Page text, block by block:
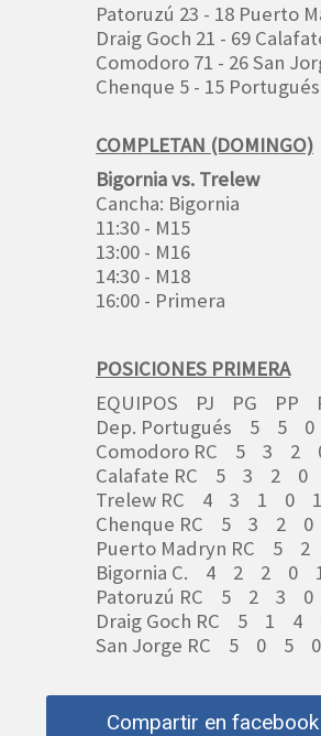
Patoruzú 23 - 18 Puerto
Draig Goch 21 - 69
Comodoro 71 - 26 San
Chenque 5 - 15 Portugués
COMPLETAN (DOMINGO)
Bigornia vs. Trelew
Cancha: Bigornia
11:30 - M15
13:00 - M16
14:30 - M18
16:00 - Primera
POSICIONES PRIMERA
EQUIPOS PJ PG PP
Dep. Portugués 5 5
Comodoro RC 5 3
Calafate RC 5 3 2
Trelew RC 4 3 1 0
Chenque RC 5 3 2
Puerto Madryn RC
Bigornia C. 4 2 2 0
Patoruzú RC 5 2 3
Draig Goch RC 5 1
San Jorge RC 5 0 5
Compartir en facebook